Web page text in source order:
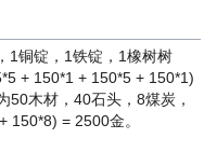
1铜锭，1铁锭，1橡树树
+ 150*1 + 150*5 + 150*1)
50木材，40石头，8煤炭，
150*8) = 2500金。